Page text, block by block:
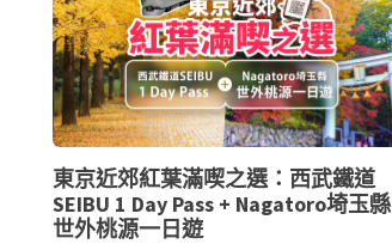
東京近郊紅葉滿喫之選：西武鐵道
SEIBU 1 Day Pass + Nagatoro埼玉縣
世外桃源一日遊